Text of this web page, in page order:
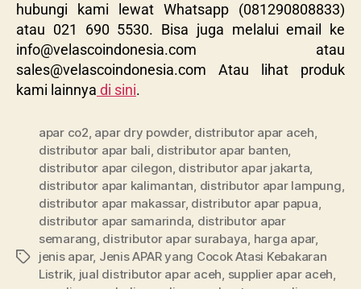
hubungi kami lewat Whatsapp (081290808833)
atau 021 690 5530. Bisa juga melalui email ke
info@velascoindonesia.com atau
sales@velascoindonesia.com Atau lihat produk
kami lainnya di sini.
apar co2, apar dry powder, distributor apar aceh,
distributor apar bali, distributor apar banten,
distributor apar cilegon, distributor apar jakarta,
distributor apar kalimantan, distributor apar lampung,
distributor apar makassar, distributor apar papua,
distributor apar samarinda, distributor apar
semarang, distributor apar surabaya, harga apar,
jenis apar, Jenis APAR yang Cocok Atasi Kebakaran
Listrik, jual distributor apar aceh, supplier apar aceh,